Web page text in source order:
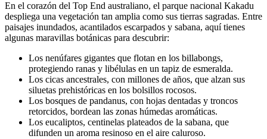
En el corazón del Top End australiano, el parque nacional Kakadu
despliega una vegetación tan amplia como sus tierras sagradas. Entre
paisajes inundados, acantilados escarpados y sabana, aquí tienes
algunas maravillas botánicas para descubrir:
Los nenúfares gigantes que flotan en los billabongs,
protegiendo ranas y libélulas en un tapiz de esmeralda.
Los cicas ancestrales, con millones de años, que alzan sus
siluetas prehistóricas en los bolsillos rocosos.
Los bosques de pandanus, con hojas dentadas y troncos
retorcidos, bordean las zonas húmedas aromáticas.
Los eucaliptos, centinelas plateados de la sabana, que
difunden un aroma resinoso en el aire caluroso.